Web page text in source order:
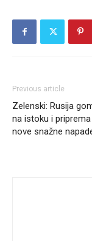
Previous article
Zelenski: Rusija
na istoku i
nove snažne